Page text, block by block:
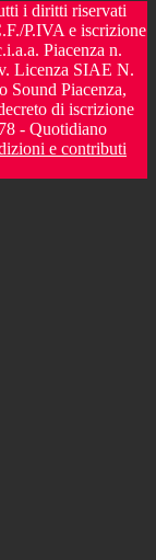
i diritti riservati
P.IVA e iscrizione
Piacenza n.
Licenza SIAE N.
Sound Piacenza,
di iscrizione
- Quotidiano
e contributi